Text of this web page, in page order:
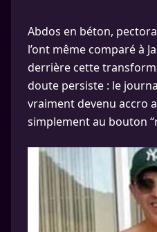
Abdos en béton,
l’ont même comparé à
derrière cette
doute persiste : le
vraiment devenu accro
simplement au bouton